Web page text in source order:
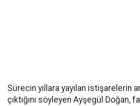
Sürecin yıllara yayılan istişarelerin
çıktığını söyleyen Ayşegül Doğan,